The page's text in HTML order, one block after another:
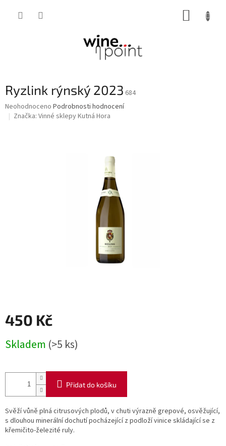
Ryzlink rýnský 2023 684
Průměrné
hodnocení
Neohodnoceno Podrobnosti hodnocení
Značka: Vinné sklepy Kutná Hora
450 Kč
cena:
Skladem (>5 ks)
Přidat do košíku
Svěží vůně plná citrusových plodů, v chuti výrazně grepové, osvěžující,
s dlouhou minerální dochutí pocházející z podloží vinice skládající se z
křemičito-železité ruly.